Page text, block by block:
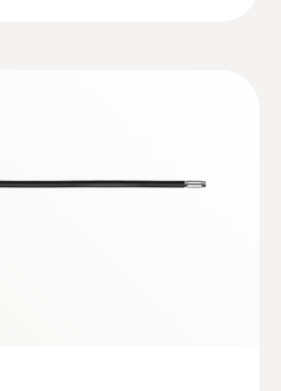
仪通用型工业款套